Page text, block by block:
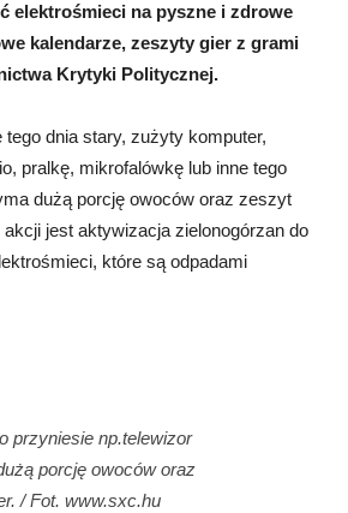
elektrośmieci na pyszne i zdrowe
kalendarze, zeszyty gier z grami
Krytyki Politycznej.
dnia stary, zużyty komputer,
pralkę, mikrofalówkę lub inne tego
dużą porcję owoców oraz zeszyt
akcji jest aktywizacja zielonogórzan do
które są odpadami
przyniesie np.telewizor
porcję owoców oraz
/ Fot. www.sxc.hu